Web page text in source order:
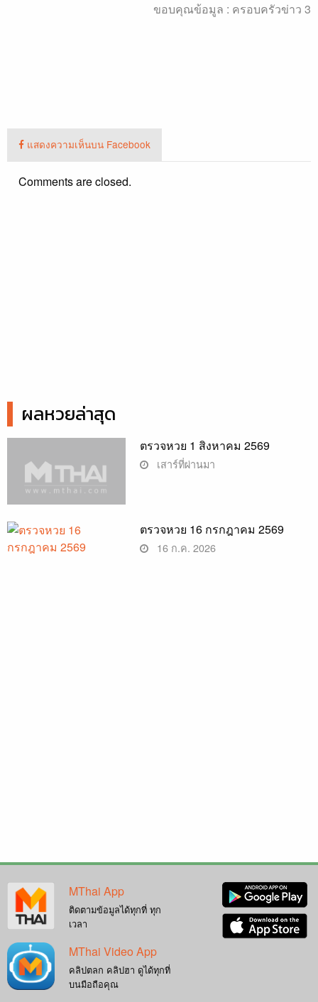
ขอบคุณข้อมูล : ครอบครัวข่าว 3
แสดงความเห็นบน Facebook
Comments are closed.
ผลหวยล่าสุด
ตรวจหวย 1 สิงหาคม 2569
เสาร์ที่ผ่านมา
ตรวจหวย 16 กรกฎาคม 2569
16 ก.ค. 2026
MThai App
ติดตามข้อมูลได้ทุกที่ ทุก
เวลา
MThai Video App
คลิปตลก คลิปฮา ดูได้ทุกที่
บนมือถือคุณ